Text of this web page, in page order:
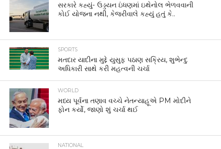
સરકારે કહ્યું- ઉડ્ડયન ઇંધણમાં ઇથેનોલ ભેળવવાની
કોઈ યોજના નથી, કેજરીવાલે કહ્યું હતું કે..
SPORTS
મતદાર યાદીના મુદ્દે યુસુફ પઠાણ સક્રિય, શુભેન્દુ
અધિકારી સાથે કરી મહત્વની ચર્ચા
WORLD
મધ્ય પૂર્વના તણાવ વચ્ચે નેતન્યાહૂએ PM મોદીને
ફોન કર્યો, જાણો શું ચર્ચા થઈ
NATIONAL